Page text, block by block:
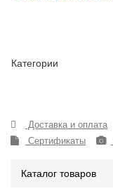
Категории
Доставка и оплата
Сертификаты
Каталог товаров